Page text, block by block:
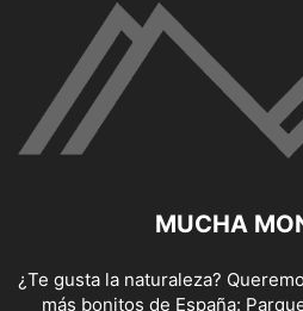
MUCHA
¿Te gusta la naturaleza?
más bonitos de España: